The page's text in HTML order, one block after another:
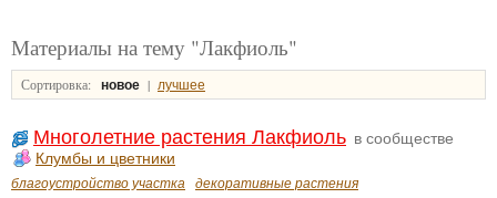
Материалы на тему "Лакфиоль"
Сортировка: новое | лучшее
Многолетние растения Лакфиоль в сообществе
Клумбы и цветники
благоустройство участка декоративные растения